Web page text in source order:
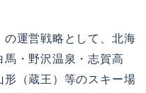
の運営戦略として、北海
・野沢温泉・志賀高
形（蔵王）等のスキー場